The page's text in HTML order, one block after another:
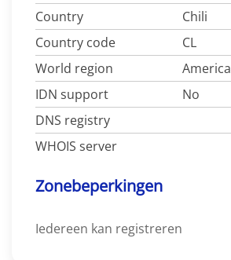
Country
Chili
Country code
CL
World region
America
IDN support
No
DNS registry
WHOIS server
Zonebeperkingen
Iedereen kan registreren